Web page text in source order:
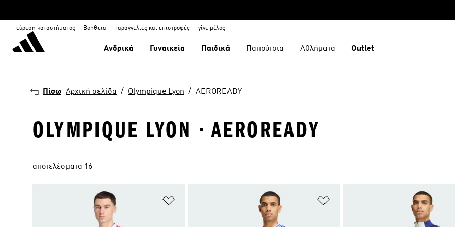
εύρεση καταστήματος Βοήθεια παραγγελίες και επιστροφές γίνε μέλος
Ανδρικά Γυναικεία Παιδικά Παπούτσια Αθλήματα Outlet
Πίσω Αρχική σελίδα Olympique Lyon AEROREADY
OLYMPIQUE LYON · AEROREADY
αποτελέσματα 16
Προσθήκη στη Λίστα Επιθυμιών Προσθήκη στη Λίστα Επιθυμιών